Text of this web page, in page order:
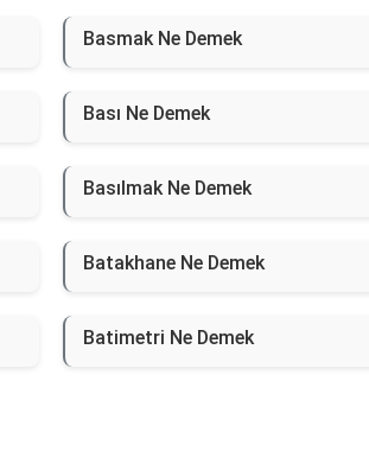
Basmak Ne Demek
Bası Ne Demek
Basılmak Ne Demek
Batakhane Ne Demek
Batimetri Ne Demek